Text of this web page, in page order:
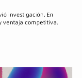
investigación. En
ventaja competitiva.